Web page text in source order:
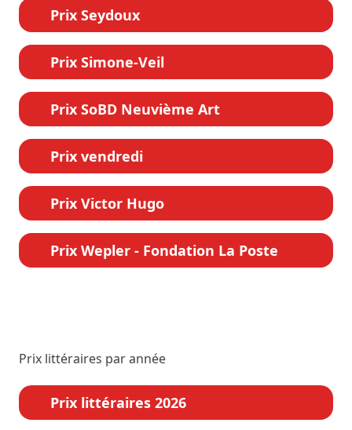
Prix Seydoux
Prix Simone-Veil
Prix SoBD Neuvième Art
Prix vendredi
Prix Victor Hugo
Prix Wepler - Fondation La Poste
Prix littéraires par année
Prix littéraires 2026